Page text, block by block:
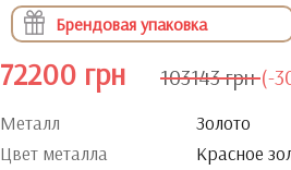
Брендовая упаковка
72200 грн 103143 грн (-
Металл
Золото
Цвет металла
Красное